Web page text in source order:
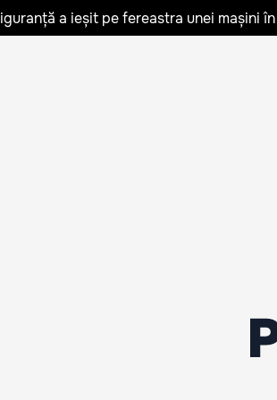
a ieșit pe fereastra unei mașini